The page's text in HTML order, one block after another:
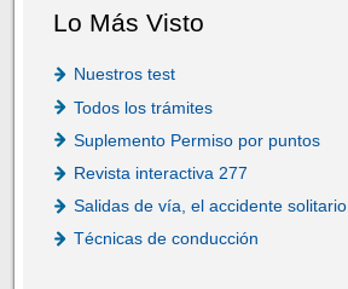
Lo Más Visto
Nuestros test
Todos los trámites
Suplemento Permiso por puntos
Revista interactiva 277
Salidas de vía, el accidente solitario
Técnicas de conducción